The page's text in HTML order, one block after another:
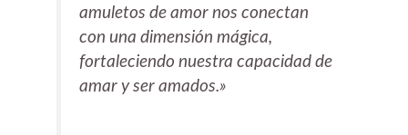
amuletos de amor nos conectan
con una dimensión mágica,
fortaleciendo nuestra capacidad de
amar y ser amados.»